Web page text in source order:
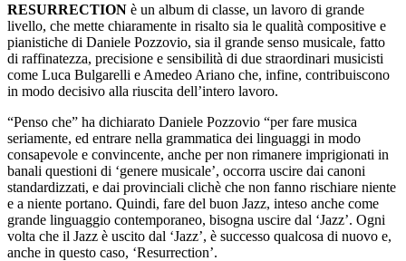
RESURRECTION è un album di classe, un lavoro di grande
livello, che mette chiaramente in risalto sia le qualità compositive e
pianistiche di Daniele Pozzovio, sia il grande senso musicale, fatto
di raffinatezza, precisione e sensibilità di due straordinari musicisti
come Luca Bulgarelli e Amedeo Ariano che, infine, contribuiscono
in modo decisivo alla riuscita dell’intero lavoro.
“Penso che” ha dichiarato Daniele Pozzovio “per fare musica
seriamente, ed entrare nella grammatica dei linguaggi in modo
consapevole e convincente, anche per non rimanere imprigionati in
banali questioni di ‘genere musicale’, occorra uscire dai canoni
standardizzati, e dai provinciali clichè che non fanno rischiare niente
e a niente portano. Quindi, fare del buon Jazz, inteso anche come
grande linguaggio contemporaneo, bisogna uscire dal ‘Jazz’. Ogni
volta che il Jazz è uscito dal ‘Jazz’, è successo qualcosa di nuovo e,
anche in questo caso, ‘Resurrection’.